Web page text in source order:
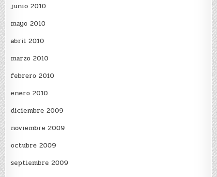
junio 2010
mayo 2010
abril 2010
marzo 2010
febrero 2010
enero 2010
diciembre 2009
noviembre 2009
octubre 2009
septiembre 2009